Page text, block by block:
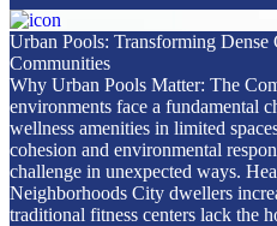
Urban Pools: Transforming
Communities
Why Urban Pools Matter: The
environments face a fundamental
wellness amenities in limited
cohesion and environmental
challenge in unexpected ways.
Neighborhoods City dwellers
traditional fitness centers lack the